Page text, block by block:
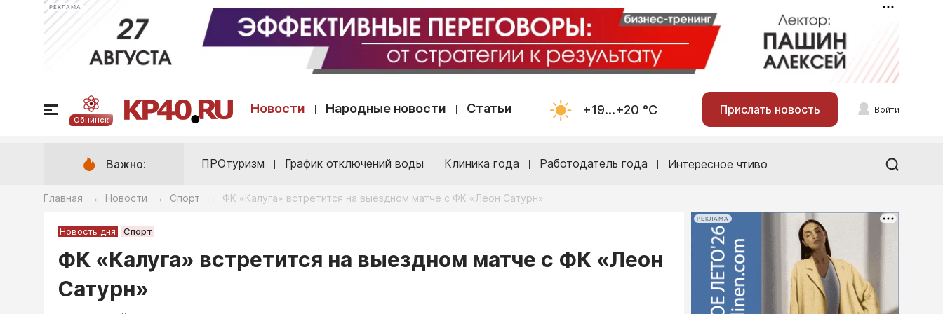
РЕКЛАМА
Обнинск
Новости Народные новости Статьи +19...+20 °С Прислать новость Войти
Важно: ПРОтуризм График отключений воды Клиника года Работодатель года Интересное чтиво
Главная → Новости → Спорт → ФК «Калуга» встретится на выездном матче с ФК «Леон Сатурн»
Новость дня Спорт
ФК «Калуга» встретится на выездном матче с ФК «Леон
Сатурн»
РЕКЛАМА